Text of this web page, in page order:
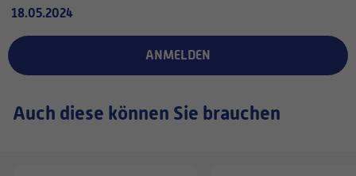
18.05.2024
ANMELDEN
Auch diese können Sie brauchen